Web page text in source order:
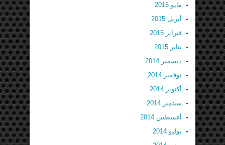
مايو 2015
أبريل 2015
فبراير 2015
يناير 2015
ديسمبر 2014
نوفمبر 2014
أكتوبر 2014
سبتمبر 2014
أغسطس 2014
يوليو 2014